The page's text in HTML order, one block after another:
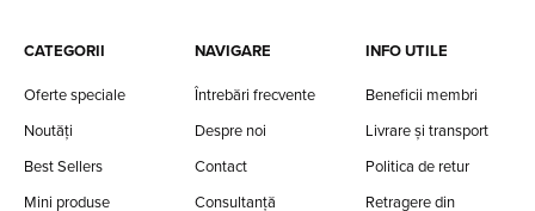
CATEGORII
Oferte speciale
Noutăți
Best Sellers
Mini produse
NAVIGARE
Întrebări frecvente
Despre noi
Contact
Consultanță
INFO UTILE
Beneficii membri
Livrare și transport
Politica de retur
Retragere din